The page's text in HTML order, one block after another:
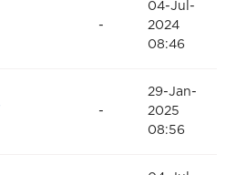
-
04-Jul-
2024
08:46
-
29-Jan-
2025
08:56